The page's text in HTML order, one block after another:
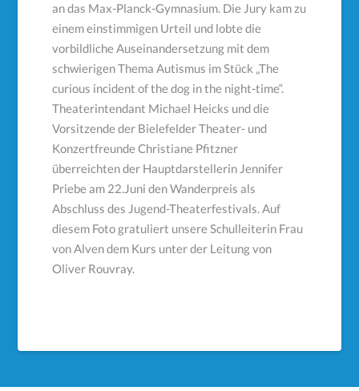
an das Max-Planck-Gymnasium. Die Jury kam zu
einem einstimmigen Urteil und lobte die
vorbildliche Auseinandersetzung mit dem
schwierigen Thema Autismus im Stück „The
curious incident of the dog in the night-time“.
Theaterintendant Michael Heicks und die
Vorsitzende der Bielefelder Theater- und
Konzertfreunde Christiane Pfitzner
überreichten der Hauptdarstellerin Jennifer
Priebe am 22.Juni den Wanderpreis als
Abschluss des Jugend-Theaterfestivals. Auf
diesem Foto gratuliert unsere Schulleiterin Frau
von Alven dem Kurs unter der Leitung von
Oliver Rouvray.